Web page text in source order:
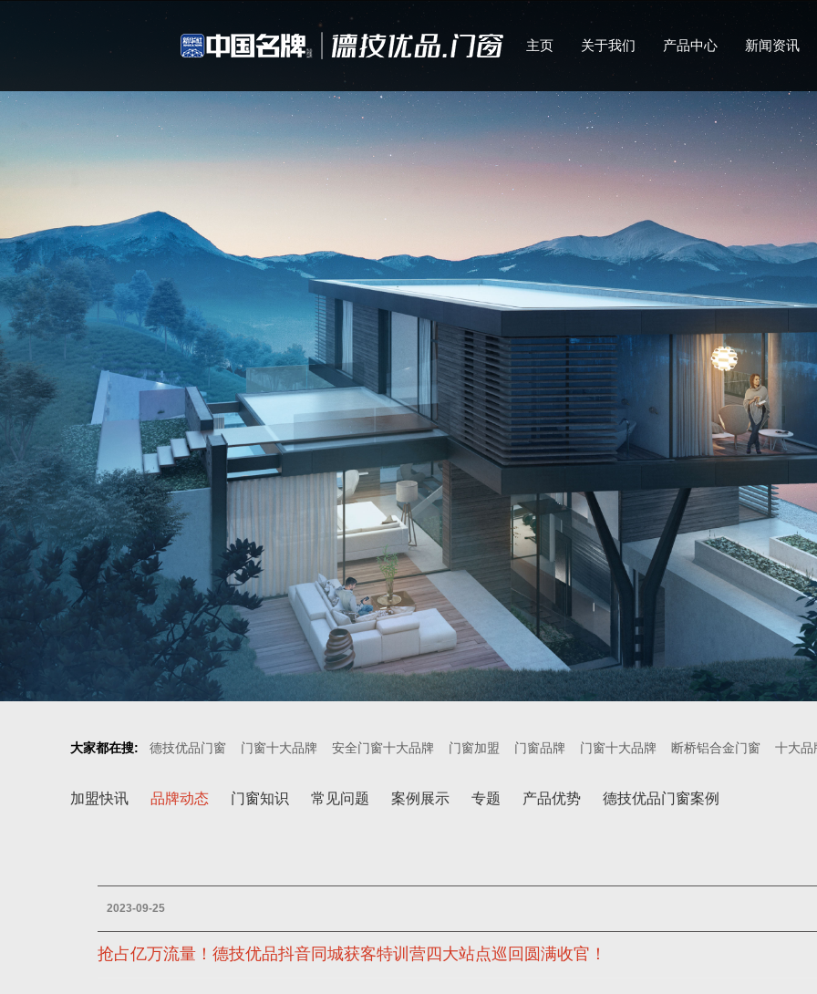
主页 关于我们 产品中心 新闻资讯
大家都在搜: 德技优品门窗 门窗十大品牌 安全门窗十大品牌 门窗加盟 门窗品牌 门窗十大品牌 断桥铝合金门窗 十大品
加盟快讯 品牌动态 门窗知识 常见问题 案例展示 专题 产品优势 德技优品门窗案例
2023-09-25
抢占亿万流量！德技优品抖音同城获客特训营四大站点巡回圆满收官！